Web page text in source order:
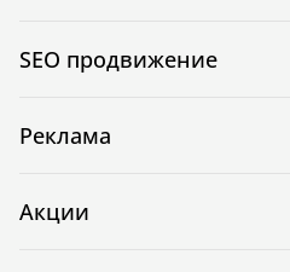
SEO продвижение
Реклама
Акции